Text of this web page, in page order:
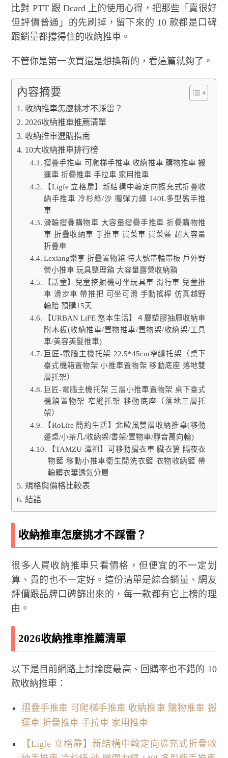
比對 PTT 跟 Dcard 上的使用心得，把那些「賣很好
但評價普通」的先刷掉，留下來的 10 款都是口碑
跟銷量都撐得住的收納推車。
不管你是第一次買還是想換新的，看這篇就夠了。
內容摘要
收納推車怎麼挑才不踩雷？
2026收納推車推薦清單
收納推車選購指南
10大收納推車排行榜
摺疊手推車 可爬梯手推車 收納推車 購物推車 搬
運車 折疊推車 手拉車 家用推車
【Ligfe 立格扉】新結構中輪定向擴充式折疊收
納手推車 冷杉綠/沙 贈彈力繩 140L多型態手推
車
滑輪摺疊購物車 大容量摺疊手推車 折疊購物推
車 折疊收納車 手推車 買菜車 買菜藍 超大容量
折疊車
Lexiang樂享 折疊置物箱 特大號帶輪帶板 戶外野
營小推車 玩具整理箱 大容量露營收納箱
【話童】兒童挖掘機可坐玩具車 滑行車 兒童推
車 滑步車 帶推把 可坐可滑 手動搖桿 仿真越野
輪胎 預購15天
【URBAN LiFE 悠本生活】４層塑膠抽屜收納車
附木板(收納推車/置物推車/置物架/收納架/工具
車/美容美髮推車)
巨匠-電腦主機托架 22.5*45cm窄縫托架（桌下
臺式機箱置物架 小推車置物架 移動底座 落地雙
層托架）
巨匠-電腦主機托架 三層小推車置物架 桌下臺式
機箱置物架 窄縫托架 移動底座（落地三層托
架）
【RoLife 簡約生活】北歐風雙層收納推桌(移動
邊桌/小茶几/收納架/書架/置物車/靜音萬向輪)
【TAMZU 潭祖】可移動臟衣車 臟衣簍 隔夜衣
物籃 移動小推車衛生間洗衣籃 衣物收納籃 帶
輪髒衣簍透氣分層
規格與價格比較表
結語
收納推車怎麼挑才不踩雷？
很多人買收納推車只看價格，但便宜的不一定划
算、貴的也不一定好。這份清單是綜合銷量、網友
評價跟品牌口碑篩出來的，每一款都有它上榜的理
由。
2026收納推車推薦清單
以下是目前網路上討論度最高、回購率也不錯的 10
款收納推車：
摺疊手推車 可爬梯手推車 收納推車 購物推車 搬
運車 折疊推車 手拉車 家用推車
【Ligfe 立格扉】新結構中輪定向擴充式折疊收